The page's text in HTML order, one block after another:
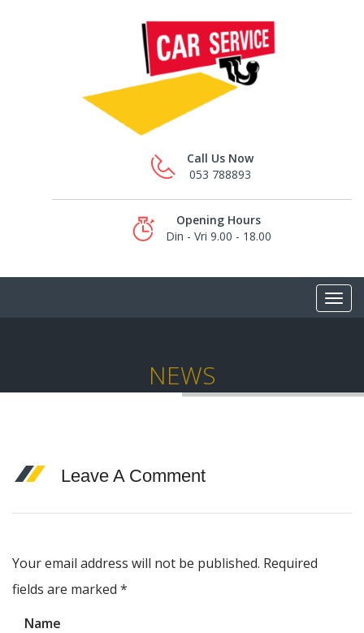
Call Us Now
053 788893
Opening Hours
Din - Vri 9.00 - 18.00
NEWS
Leave A Comment
Your email address will not be published. Required
fields are marked *
Name